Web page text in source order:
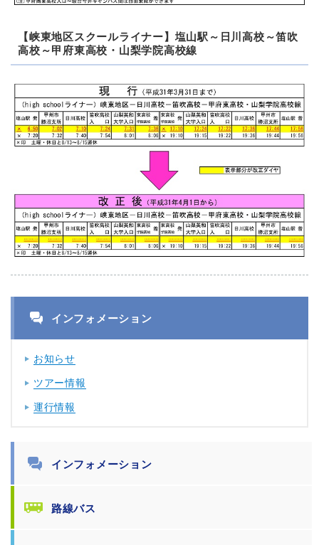
【峡東地区スクールライナー】塩山駅～日川高校～笛吹
高校～甲府東高校・山梨学院高校線
インフォメーション
お知らせ
ツアー情報
運行情報
インフォメーション
路線バス